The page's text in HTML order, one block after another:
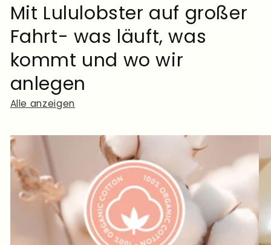
Mit Lululobster auf großer
Fahrt- was läuft, was
kommt und wo wir
anlegen
Alle anzeigen